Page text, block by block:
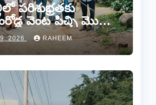
పరిశుభ్రతకు
వెంట పిచ్చి మొక్కల
2026 RAHEEM